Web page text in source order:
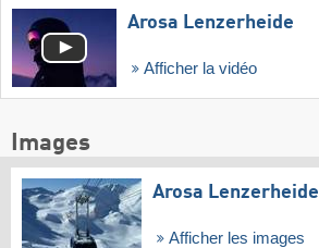
Arosa Lenzerheide
Afficher la vidéo
Images
Arosa Lenzerheide
Afficher les images